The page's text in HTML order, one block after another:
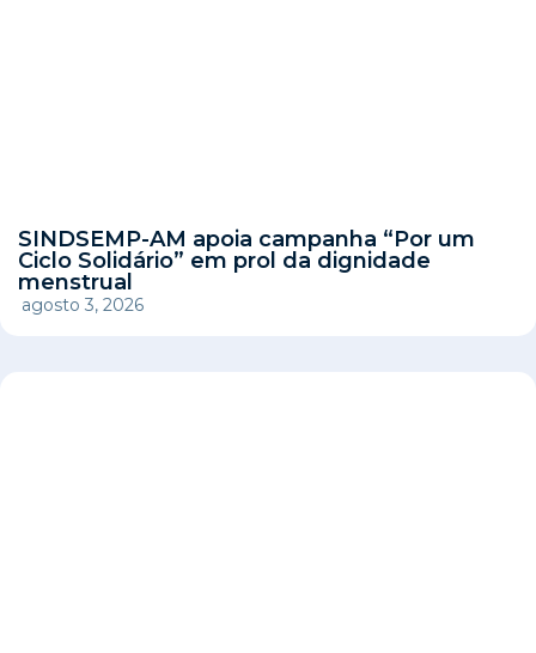
SINDSEMP-AM apoia campanha “Por um
Ciclo Solidário” em prol da dignidade
menstrual
agosto 3, 2026